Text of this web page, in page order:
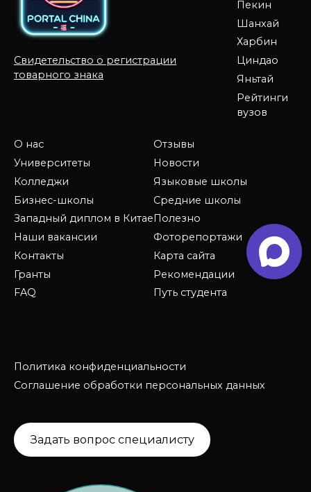
Свидетельство о регистрации
товарного знака
Пекин
Шанхай
Харбин
Циндао
Яньтай
Рейтинги
вузов
О нас
Университеты
Колледжи
Бизнес-школы
Западный диплом в Китае
Наши вакансии
Контакты
Гранты
FAQ
Отзывы
Новости
Языковые школы
Средние школы
Полезно
Фоторепортажи
Карта сайта
Рекомендации
Путь студента
Политика конфиденциальности
Соглашение обработки персональных данных
Задать вопрос специалисту